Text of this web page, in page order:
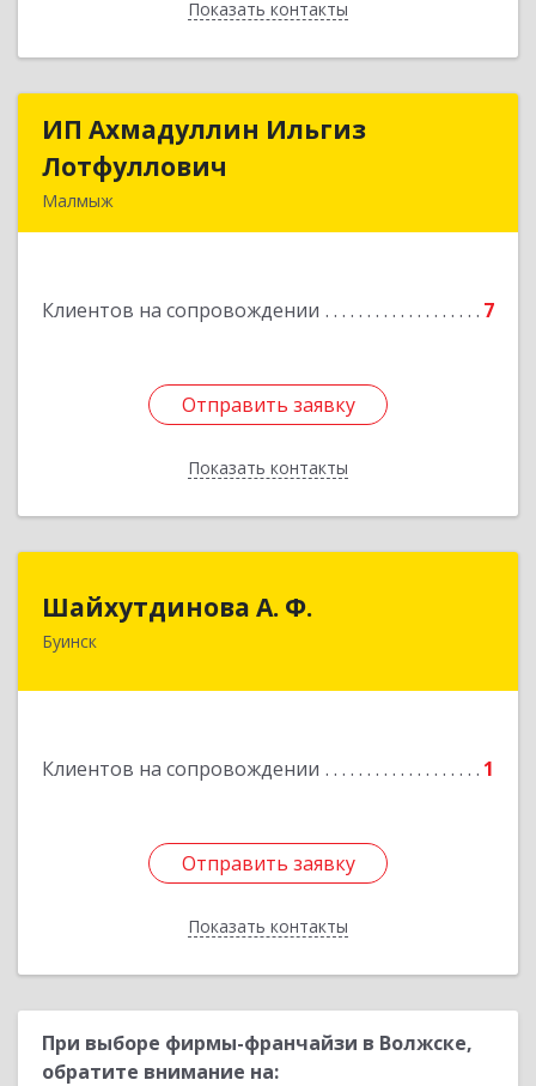
Показать контакты
Назад
ИП Ахмадуллин Ильгиз
Лотфуллович
Малмыж
Клиентов на сопровождении 7
Отправить заявку
Показать контакты
ИП Ахмадуллин Ильгиз
Подробнее
Отправить заявку
Назад
Шайхутдинова А. Ф.
Буинск
Клиентов на сопровождении 1
Отправить заявку
Показать контакты
Отправить заявку
Назад
При выборе фирмы-франчайзи в Волжске,
обратите внимание на: